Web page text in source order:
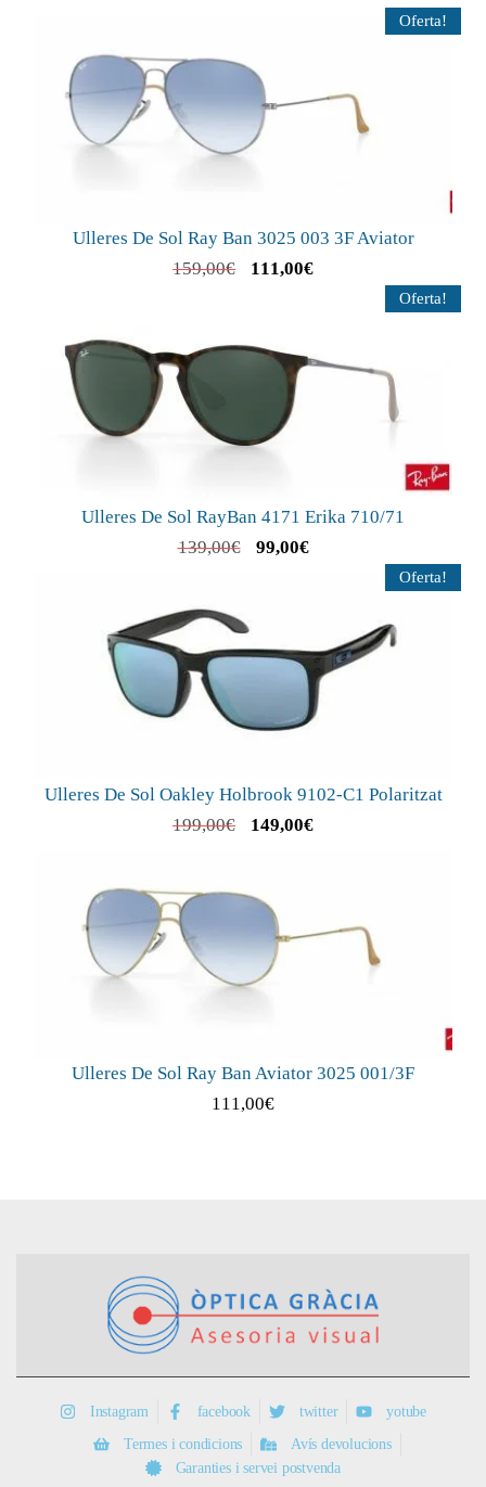
Oferta!
Ulleres De Sol Ray Ban 3025 003 3F Aviator
159,00€ 111,00€
Oferta!
Ulleres De Sol RayBan 4171 Erika 710/71
139,00€ 99,00€
Oferta!
Ulleres De Sol Oakley Holbrook 9102-C1 Polaritzat
199,00€ 149,00€
Ulleres De Sol Ray Ban Aviator 3025 001/3F
111,00€
Instagram facebook twitter
yotube
Termes i condicions
Avís devolucions
Garanties i servei postvenda